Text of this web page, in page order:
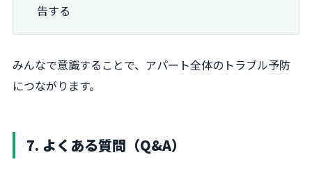
告する
みんなで意識することで、アパート全体のトラブル予防
につながります。
7. よくある質問（Q&A）